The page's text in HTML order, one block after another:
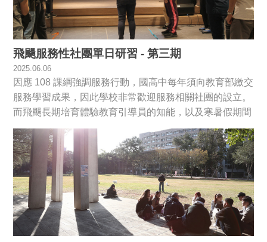
飛颺服務性社團單日研習 - 第三期
2025.06.06
因應 108 課綱強調服務行動，國高中每年須向教育部繳交
服務學習成果，因此學校非常歡迎服務相關社團的設立。
而飛颺長期培育體驗教育引導員的知能，以及寒暑假期間
帶領服務隊經驗，都與 108 課綱強調核心素養及服務實踐
的指導精神不謀而合，這讓我們建立了符合學校標準的服
務性社團。參與的學生們也在與我們相處、一同服務的過
程中，感受上帝藉著我們展現對弱勢族群的關懷與愛心。